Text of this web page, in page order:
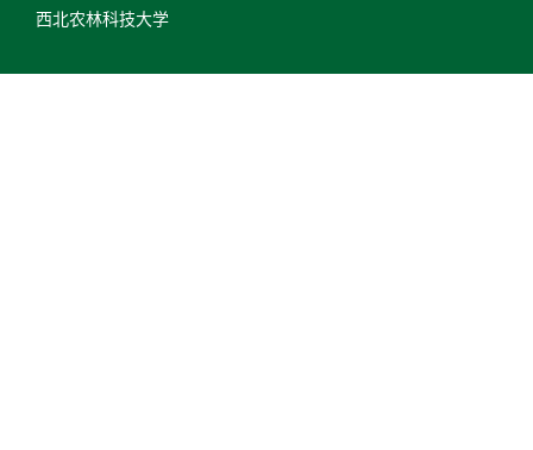
西北农林科技大学